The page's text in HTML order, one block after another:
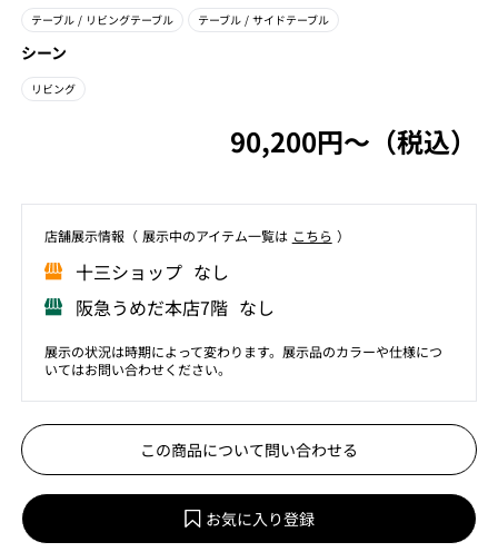
テーブル / リビングテーブル テーブル / サイドテーブル
シーン
リビング
90,200円〜（税込）
店舗展⽰情報（ 展⽰中のアイテム⼀覧は こちら ）
⼗三ショップ なし
阪急うめだ本店7階 なし
展示の状況は時期によって変わります。展示品のカラーや仕様につ
いてはお問い合わせください。
この商品について問い合わせる
お気に入り登録